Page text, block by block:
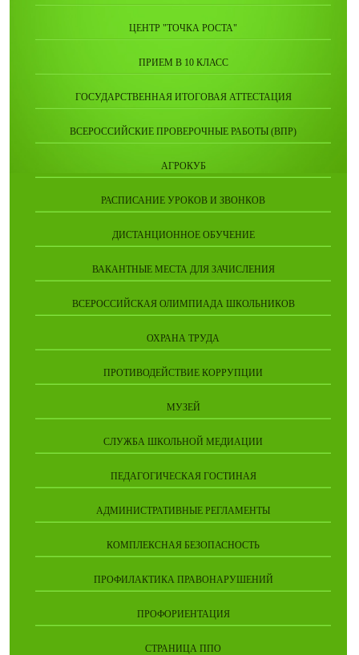
ЦЕНТР "ТОЧКА РОСТА"
ПРИЕМ В 10 КЛАСС
ГОСУДАРСТВЕННАЯ ИТОГОВАЯ АТТЕСТАЦИЯ
ВСЕРОССИЙСКИЕ ПРОВЕРОЧНЫЕ РАБОТЫ (ВПР)
АГРОКУБ
РАСПИСАНИЕ УРОКОВ И ЗВОНКОВ
ДИСТАНЦИОННОЕ ОБУЧЕНИЕ
ВАКАНТНЫЕ МЕСТА ДЛЯ ЗАЧИСЛЕНИЯ
ВСЕРОССИЙСКАЯ ОЛИМПИАДА ШКОЛЬНИКОВ
ОХРАНА ТРУДА
ПРОТИВОДЕЙСТВИЕ КОРРУПЦИИ
МУЗЕЙ
СЛУЖБА ШКОЛЬНОЙ МЕДИАЦИИ
ПЕДАГОГИЧЕСКАЯ ГОСТИНАЯ
АДМИНИСТРАТИВНЫЕ РЕГЛАМЕНТЫ
КОМПЛЕКСНАЯ БЕЗОПАСНОСТЬ
ПРОФИЛАКТИКА ПРАВОНАРУШЕНИЙ
ПРОФОРИЕНТАЦИЯ
СТРАНИЦА ППО